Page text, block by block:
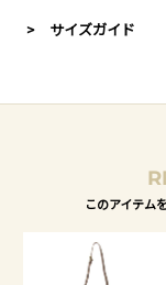
> サイズガイド
このアイテム